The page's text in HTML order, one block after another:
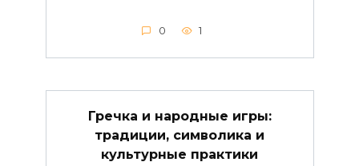
0 1
Гречка и народные игры:
традиции, символика и
культурные практики